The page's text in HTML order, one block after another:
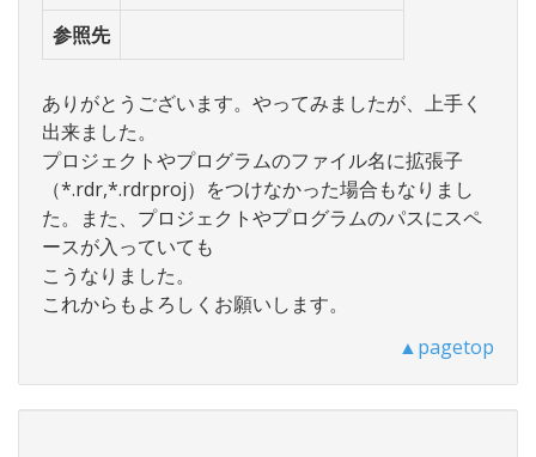
参照先
ありがとうございます。やってみましたが、上手く
出来ました。
プロジェクトやプログラムのファイル名に拡張子
（*.rdr,*.rdrproj）をつけなかった場合もなりまし
た。また、プロジェクトやプログラムのパスにスペ
ースが入っていても
こうなりました。
これからもよろしくお願いします。
▲pagetop